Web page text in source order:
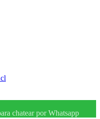
chatear por Whatsapp